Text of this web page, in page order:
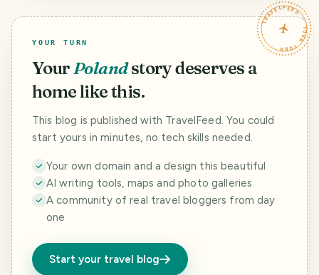
TRAVELFEED · YOUR TURN ·
YOUR TURN
YourPolandstory deserves a
home like this.
This blog is published with TravelFeed. You could
start yours in minutes, no tech skills needed.
Your own domain and a design this beautiful
AI writing tools, maps and photo galleries
A community of real travel bloggers from day
one
Start your travel blog